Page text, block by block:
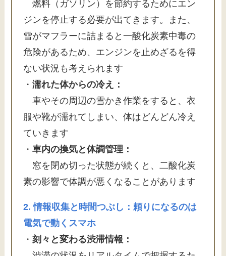
燃料（ガソリン）を節約するためにエン
ジンを停止する必要が出てきます。また、
雪がマフラーに詰まると一酸化炭素中毒の
危険があるため、エンジンを止めざるを得
ない状況も考えられます
・ 濡れた体からの冷え：
車やその周辺の雪かき作業をすると、衣
服や靴が濡れてしまい、体はどんどん冷え
ていきます
・ 車内の換気と体調管理：
窓を閉め切った状態が続くと、二酸化炭
素の影響で体調が悪くなることがあります
2. 情報収集と時間つぶし：頼りになるのは
電気で動くスマホ
・ 刻々と変わる渋滞情報：